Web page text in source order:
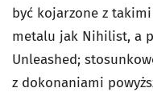
być kojarzone z
metalu jak Nihilist, a
Unleashed;
z dokonaniami